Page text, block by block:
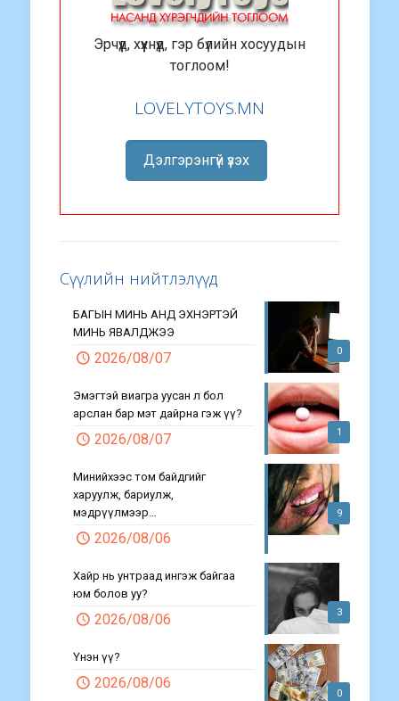
Эрчүүд, хүүхнүүд, гэр бүлийн хосуудын
тоглоом!
LOVELYTOYS.MN
Дэлгэрэнгүй үзэх
Сүүлийн нийтлэлүүд
0
БАГЫН МИНЬ АНД ЭХНЭРТЭЙ
МИНЬ ЯВАЛДЖЭЭ
2026/08/07
1
Эмэгтэй виагра уусан л бол
арслан бар мэт дайрна гэж үү?
2026/08/07
9
Минийхээс том байдгийг
харуулж, бариулж,
мэдрүүлмээр…
2026/08/06
3
Хайр нь унтраад ингэж байгаа
юм болов уу?
2026/08/06
0
Үнэн үү?
2026/08/06